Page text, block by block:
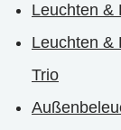
Leuchten &
Leuchten &
Trio